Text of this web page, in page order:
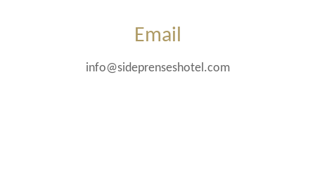
Email
info@sideprenseshotel.com